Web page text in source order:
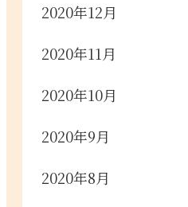
2020年12月
2020年11月
2020年10月
2020年9月
2020年8月